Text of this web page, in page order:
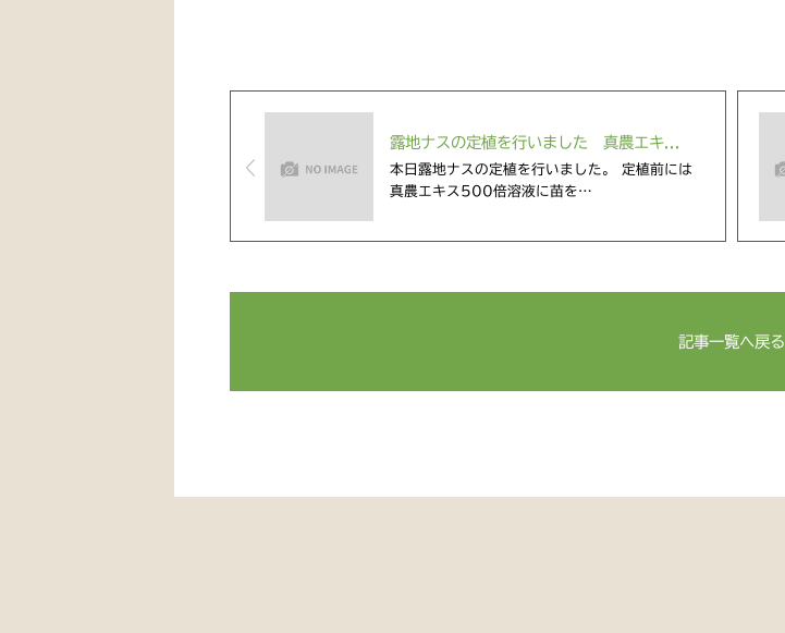
露地ナスの定植を行いました 真農エキ...
本日露地ナスの定植を行いました。 定植前には
真農エキス500倍溶液に苗を…
記事一覧へ戻る